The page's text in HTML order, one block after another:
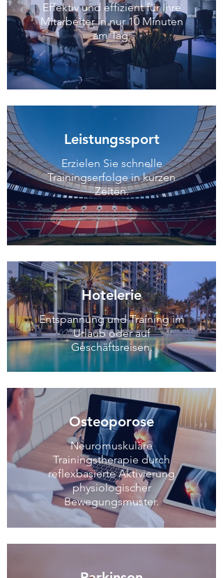
Effektiv und effizient für Ihre
Mitarbeiter in nur 10 Minuten
am Tag.
Leistungssport
Erzielen Sie schnelle
Trainingserfolge in kurzen
Zeiten.
Hotelerie
Entspannung und Training im
Urlaub oder auf
Geschäftsreisen.
Osteoporose
Neuromuskuläre
Trainingstherapie durch
reflexbasierte Aktivierung
physiologischer
Bewegungsmuster.